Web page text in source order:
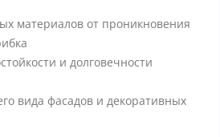
материалов от проникновения
и долговечности
вида фасадов и декоративных